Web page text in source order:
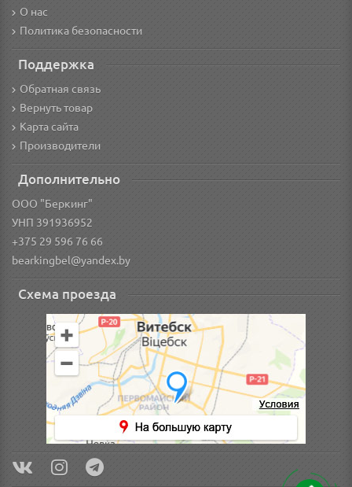
О нас
Политика безопасности
Поддержка
Обратная связь
Вернуть товар
Карта сайта
Производители
Дополнительно
ООО "Беркинг"
УНП 391936952
+375 29 596 76 66
bearkingbel@yandex.by
Схема проезда